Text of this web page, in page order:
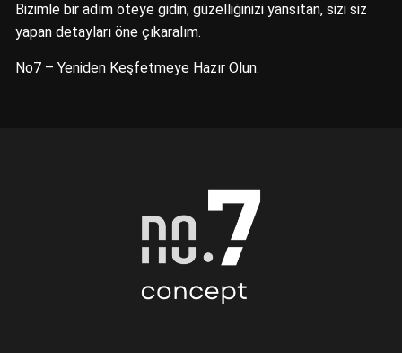
Bizimle bir adım öteye gidin; güzelliğinizi yansıtan, sizi siz
yapan detayları öne çıkaralım.
No7 – Yeniden Keşfetmeye Hazır Olun.